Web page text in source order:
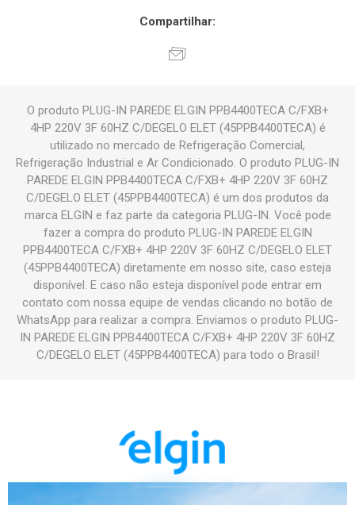
Compartilhar:
O produto PLUG-IN PAREDE ELGIN PPB4400TECA C/FXB+
4HP 220V 3F 60HZ C/DEGELO ELET (45PPB4400TECA) é
utilizado no mercado de Refrigeração Comercial,
Refrigeração Industrial e Ar Condicionado. O produto PLUG-IN
PAREDE ELGIN PPB4400TECA C/FXB+ 4HP 220V 3F 60HZ
C/DEGELO ELET (45PPB4400TECA) é um dos produtos da
marca ELGIN e faz parte da categoria PLUG-IN. Você pode
fazer a compra do produto PLUG-IN PAREDE ELGIN
PPB4400TECA C/FXB+ 4HP 220V 3F 60HZ C/DEGELO ELET
(45PPB4400TECA) diretamente em nosso site, caso esteja
disponível. E caso não esteja disponível pode entrar em
contato com nossa equipe de vendas clicando no botão de
WhatsApp para realizar a compra. Enviamos o produto PLUG-
IN PAREDE ELGIN PPB4400TECA C/FXB+ 4HP 220V 3F 60HZ
C/DEGELO ELET (45PPB4400TECA) para todo o Brasil!